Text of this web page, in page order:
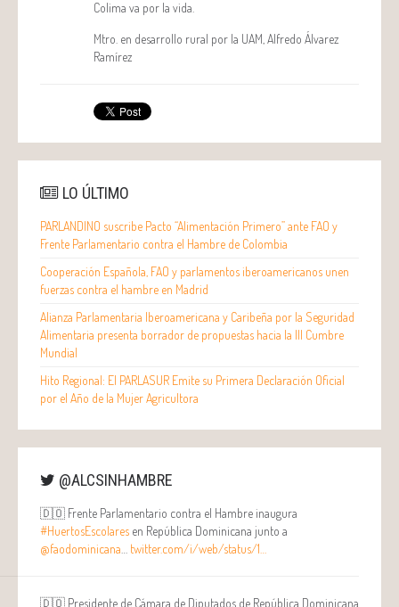
Colima va por la vida.
Mtro. en desarrollo rural por la UAM, Alfredo Álvarez
Ramírez
LO ÚLTIMO
PARLANDINO suscribe Pacto “Alimentación Primero” ante FAO y
Frente Parlamentario contra el Hambre de Colombia
Cooperación Española, FAO y parlamentos iberoamericanos unen
fuerzas contra el hambre en Madrid
Alianza Parlamentaria Iberoamericana y Caribeña por la Seguridad
Alimentaria presenta borrador de propuestas hacia la III Cumbre
Mundial
Hito Regional: El PARLASUR Emite su Primera Declaración Oficial
por el Año de la Mujer Agricultora
@ALCSINHAMBRE
🇩🇴 Frente Parlamentario contra el Hambre inaugura
#HuertosEscolares en República Dominicana junto a
@faodominicana
twitter.com/i/web/status/1…
🇩🇴 Presidente de Cámara de Diputados de República Dominicana